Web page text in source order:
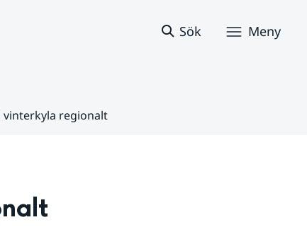
Sök Meny
vinterkyla regionalt